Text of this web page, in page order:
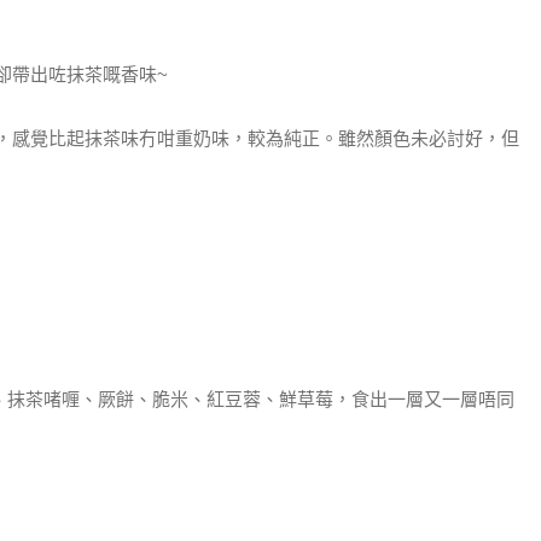
帶出咗抹茶嘅香味~
覺比起抹茶味冇咁重奶味，較為純正。雖然顏色未必討好，但
茶啫喱、厥餅、脆米、紅豆蓉、鮮草莓，食出一層又一層唔同